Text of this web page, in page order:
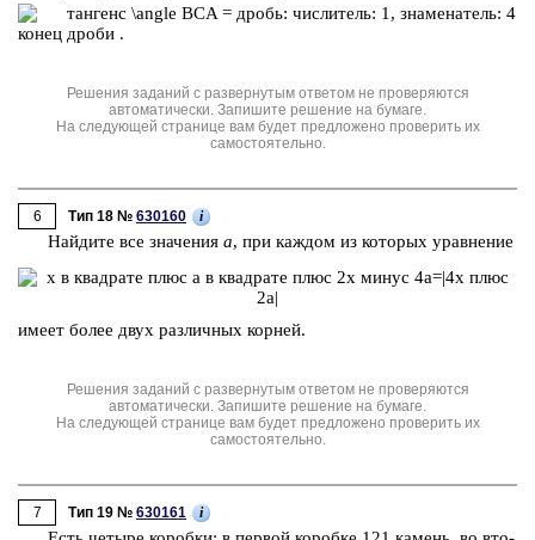
Решения заданий с развернутым ответом не проверяются
автоматически. Запишите решение на бумаге.
На следующей странице вам будет предложено проверить их
самостоятельно.
6 Тип 18 № 630160 i
Най­ди­те все зна­че­ния a, при каж­дом из ко­то­рых урав­не­ние
имеет более двух раз­лич­ных кор­ней.
Решения заданий с развернутым ответом не проверяются
автоматически. Запишите решение на бумаге.
На следующей странице вам будет предложено проверить их
самостоятельно.
7 Тип 19 № 630161 i